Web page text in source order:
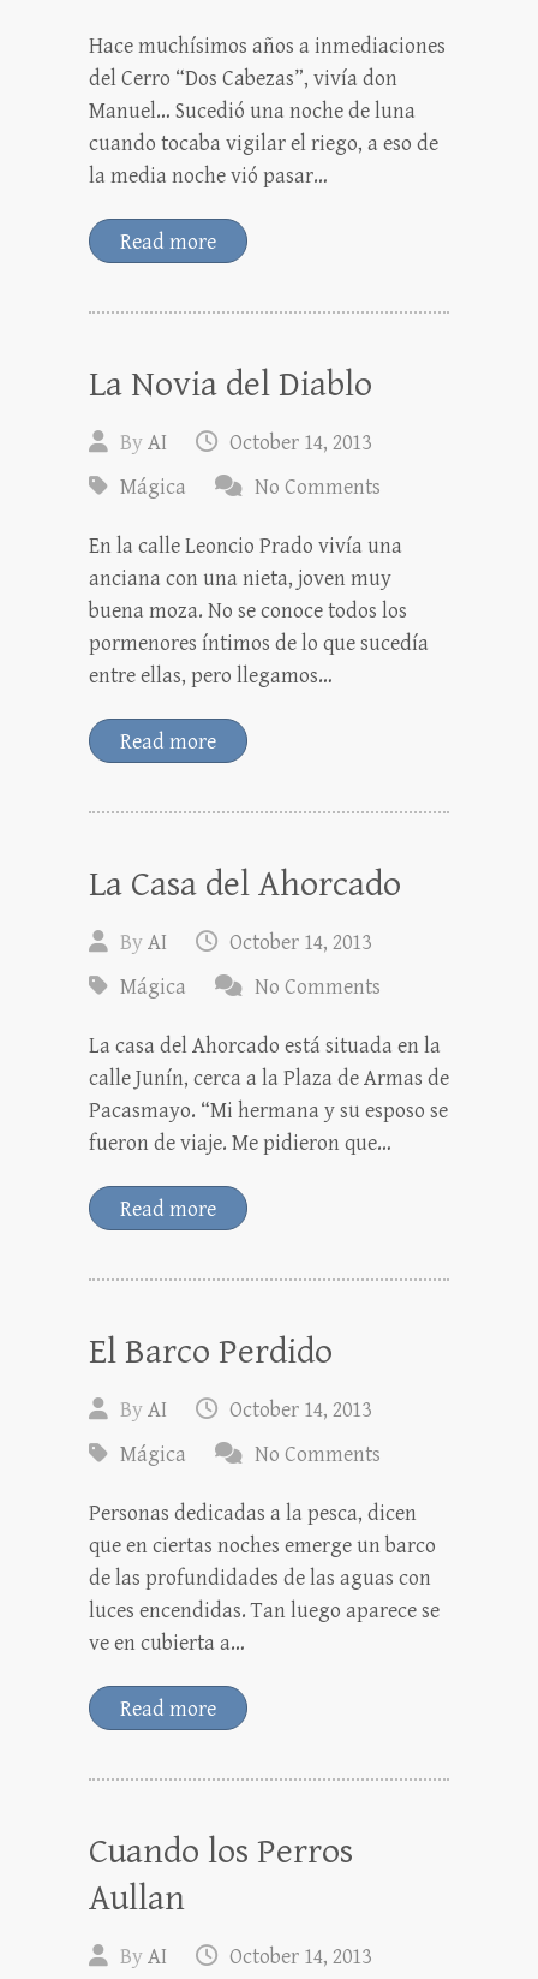
Hace muchísimos años a inmediaciones
del Cerro “Dos Cabezas”, vivía don
Manuel… Sucedió una noche de luna
cuando tocaba vigilar el riego, a eso de
la media noche vió pasar…
Read more
La Novia del Diablo
ByAI
October 14, 2013
Mágica
No Comments
En la calle Leoncio Prado vivía una
anciana con una nieta, joven muy
buena moza. No se conoce todos los
pormenores íntimos de lo que sucedía
entre ellas, pero llegamos…
Read more
La Casa del Ahorcado
ByAI
October 14, 2013
Mágica
No Comments
La casa del Ahorcado está situada en la
calle Junín, cerca a la Plaza de Armas de
Pacasmayo. “Mi hermana y su esposo se
fueron de viaje. Me pidieron que…
Read more
El Barco Perdido
ByAI
October 14, 2013
Mágica
No Comments
Personas dedicadas a la pesca, dicen
que en ciertas noches emerge un barco
de las profundidades de las aguas con
luces encendidas. Tan luego aparece se
ve en cubierta a…
Read more
Cuando los Perros
Aullan
ByAI
October 14, 2013